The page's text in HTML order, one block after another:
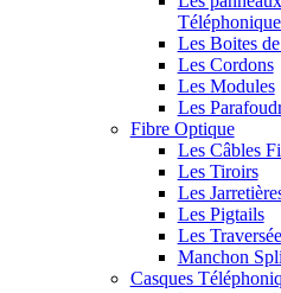
Les Boites
Les Cordons
Les Modules
Les
Fibre Optique
Les Câbles
Les Tiroirs
Les
Les Pigtails
Les
Manchon
Casques